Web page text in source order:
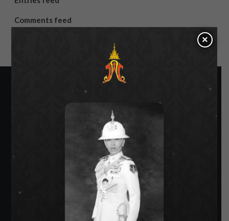
Comments feed
SIAMRATH VARIETY
THE BEST ENTERTAINMENT
×